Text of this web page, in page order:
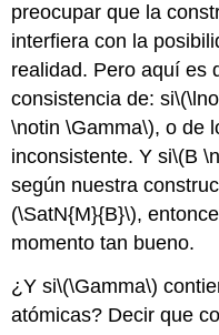
preocupar que la
interfiera con la
realidad. Pero aquí es
consistencia de: si
\notin \Gamma\), o de
inconsistente. Y si\(B
según nuestra
(\SatN{M}{B}\),
momento tan bueno.
¿Y si\(\Gamma\)
atómicas? Decir que